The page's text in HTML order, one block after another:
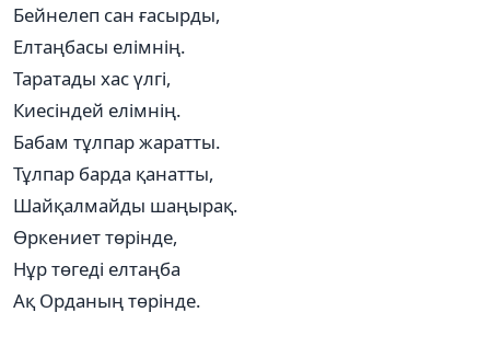
Бейнелеп сан ғасырды,
Елтаңбасы елімнің.
Таратады хас үлгі,
Киесіндей елімнің.
Бабам тұлпар жаратты.
Тұлпар барда қанатты,
Шайқалмайды шаңырақ.
Өркениет төрінде,
Нұр төгеді елтаңба
Ақ Орданың төрінде.